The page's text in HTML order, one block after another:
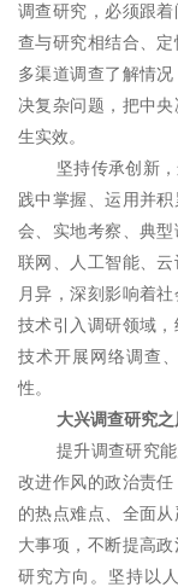
调查研究，必须跟
查与研究相结合、定
多渠道调查了解情
决复杂问题，把中
生实效。
坚持传承创新
践中掌握、运用并
会、实地考察、典
联网、人工智能、
月异，深刻影响着
技术引入调研领域
技术开展网络调查
性。
大兴调查研究之
提升调查研究
改进作风的政治责
的热点难点、全面
大事项，不断提高
研究方向。坚持以